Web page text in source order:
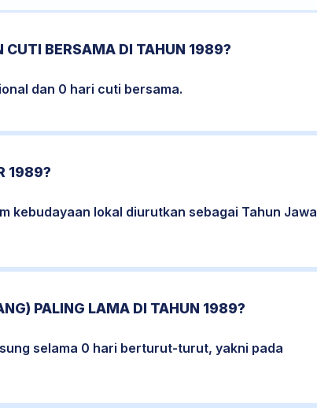
CUTI BERSAMA DI TAHUN 1989?
dan 0 hari cuti bersama.
1989?
kebudayaan lokal diurutkan sebagai Tahun Jawa
PALING LAMA DI TAHUN 1989?
selama 0 hari berturut-turut, yakni pada